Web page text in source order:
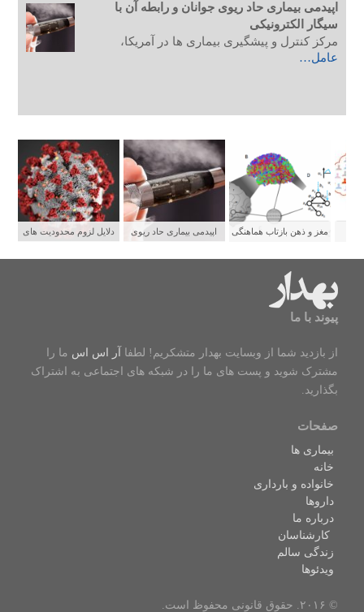
اپیدمی بیماری حاد ریوی جوانان و رابطه آن با
سیگار الکترونیکی
مرکز کنترل و پیشگیری بیماری ها در آمریکا،
عامل…
دلایل لزوم محدودیت های
اپیدمی بیماری حاد ریوی
مغز و ذهن بازتاب هماهنگی
پیوند با ما
از بازدید شما از وبسایت بهدار متشکریم! لطفا آر اس اس ما را
مشترک شوید و پست های ما را در شبکه های اجتماعی به اشتراک
بگذارید.
صفحات
بیماری ها
خانه
خانواده و بارداری
داروها
درباره ما
کارشناسان
زندگی سالم
ویدئوها
© ۲۰۱۶. حقوق قانونی محفوظ است.